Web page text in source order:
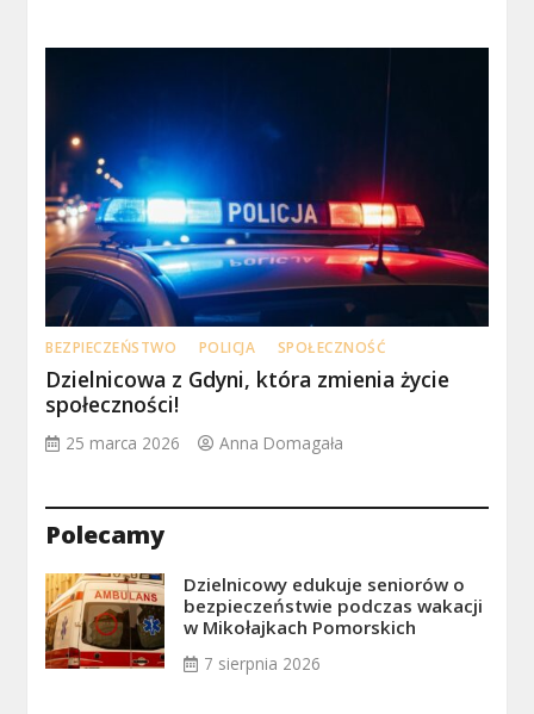
BEZPIECZEŃSTWO POLICJA SPOŁECZNOŚĆ
Dzielnicowa z Gdyni, która zmienia życie
społeczności!
25 marca 2026 Anna Domagała
Polecamy
Dzielnicowy edukuje seniorów o
bezpieczeństwie podczas wakacji
w Mikołajkach Pomorskich
7 sierpnia 2026